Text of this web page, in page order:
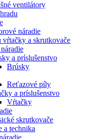
ventilátory
náradie
vŕtačky a skrutkovače
a príslušenstvo
Brúsky
Reťazové píly
a príslušenstvo
Vŕtačky
skrutkovače
a technika